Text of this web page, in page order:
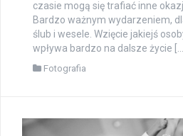
czasie mogą się trafiać inne
Bardzo ważnym wydarzeniem,
ślub i wesele. Wzięcie jakiejś
wpływa bardzo na dalsze życie […]
Fotografia